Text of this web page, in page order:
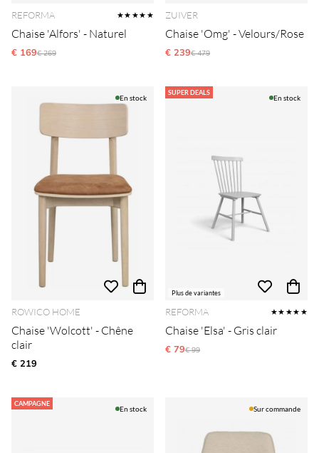
REFORMA ★★★★★
Chaise 'Alfors' - Naturel
€ 169Prix régulier:
€ 269
ZUIVER
Chaise 'Omg' - Velours/Rose
€ 239Prix régulier:
€ 479
En stock
ROWICO HOME
Chaise 'Wolcott' - Chêne
clair
€ 219
SUPER DEALS
Plus de variantes
En stock
REFORMA ★★★★★
Chaise 'Elsa' - Gris clair
€ 79Prix régulier:
€ 99
CAMPAGNE
En stock Sur commande